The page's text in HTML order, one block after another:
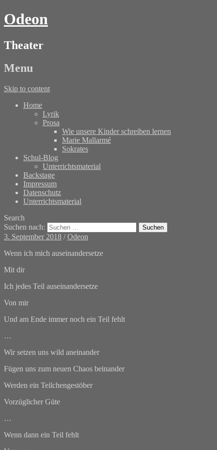
Odeon
Theater
Menu
Skip to content
Home
Lyrik
Prosa
Wie unsere Kinder schreiben lernen
Marie Mallarmé
Sokrates
Schul-Blog
Unterrichtsmaterial
Backstage
Impressum
Datenschutz
Unterrichtsmaterial
Search
Suchen nach:
3. September 2018 /Odeon
Wenn ich mich auseinandersetze
Mit dir
Ich jedes Teil auseinandersetze
Von mir
Und am Ende immer noch ein Teil fehlt
…
Wir setzen uns wild aneinander
Fügen uns zum neuen Chaos beinander
Werden ein Teilchengestöber
Vorzüglicher Güte
…
Wenn dann ein Teil fehlt